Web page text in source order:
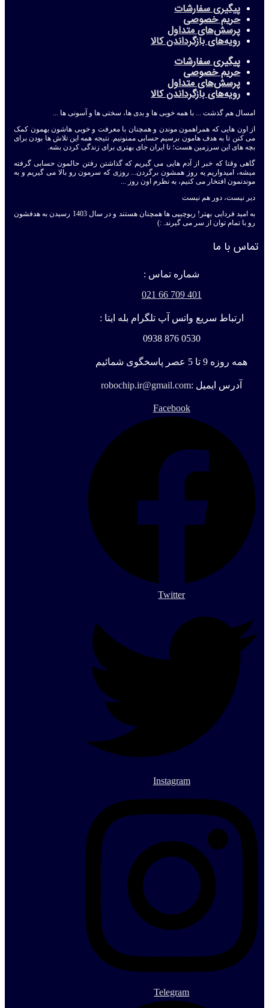
پیگیری سفارشات
حریم خصوصی
پرسش‌های متداول
رویه‌های بازگرداندن کالا
پیگیری سفارشات
حریم خصوصی
پرسش‌های متداول
رویه‌های بازگرداندن کالا
امسال هم گذشت ... با همه خوبی ها و بدی ها، سختی ها و آسونی ها ...
از اون هایی که همراهمون موندن و همچنان با معرفت و خوبی هاشون بهمون کمک
می کنن تا به هدف هامون برسیم حسابی ممنونیم. نتیجه همه این تلاش ها بودن برای
بچه های این سرزمین هست؛ تا ایران جای بهتری برای زندگی کردن بشه.
گاهی وقتا که خبر از آدم هایی می گیریم که گذاشتن رفتن حالمون حسابی گرفته
میشه، امیدواریم یه روز همشون برگردن... روزی که سرمون رو بالا می گیریم و به
موندنمون افتخار می کنیم، به نظرم اون روز ...
دیر نیست، دور هم نیست
به امید فردایی بهتر! ربوچیپی ها همچنان هستند و در سال 1403 رسیدن به هدفشون
رو با تمام توان از سر می گیرند. :)
تماس با ما
شماره تماس :
401 709 66 021
ارتباط سریع واتس آپ تلگرام بله ایتا :
0530 876 0938
همه روزه 9 تا 5 عصر پاسخگوی شمائیم
آدرس ایمیل :robochip.ir@gmail.com
Facebook
Twitter
Instagram
Telegram